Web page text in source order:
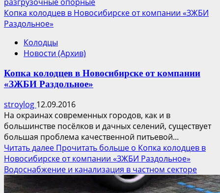
Копка колодцев в Новосибирске от компании «ЗЖБИ
Раздольное»
Колодцы
Новости (Архив)
Копка колодцев в Новосибирске от компании
«ЗЖБИ Раздольное»
stroylog 12.09.2016
На окраинах современных городов, как и в
большинстве посёлков и дачных селений, существует
большая проблема качественной питьевой...
Читать далее Прочитать больше о Копка колодцев в
Новосибирске от компании «ЗЖБИ Раздольное»
Водоснабжение и канализация в частном секторе